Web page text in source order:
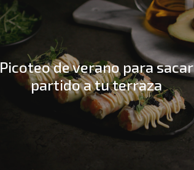
Picoteo de verano para sacar
partido a tu terraza